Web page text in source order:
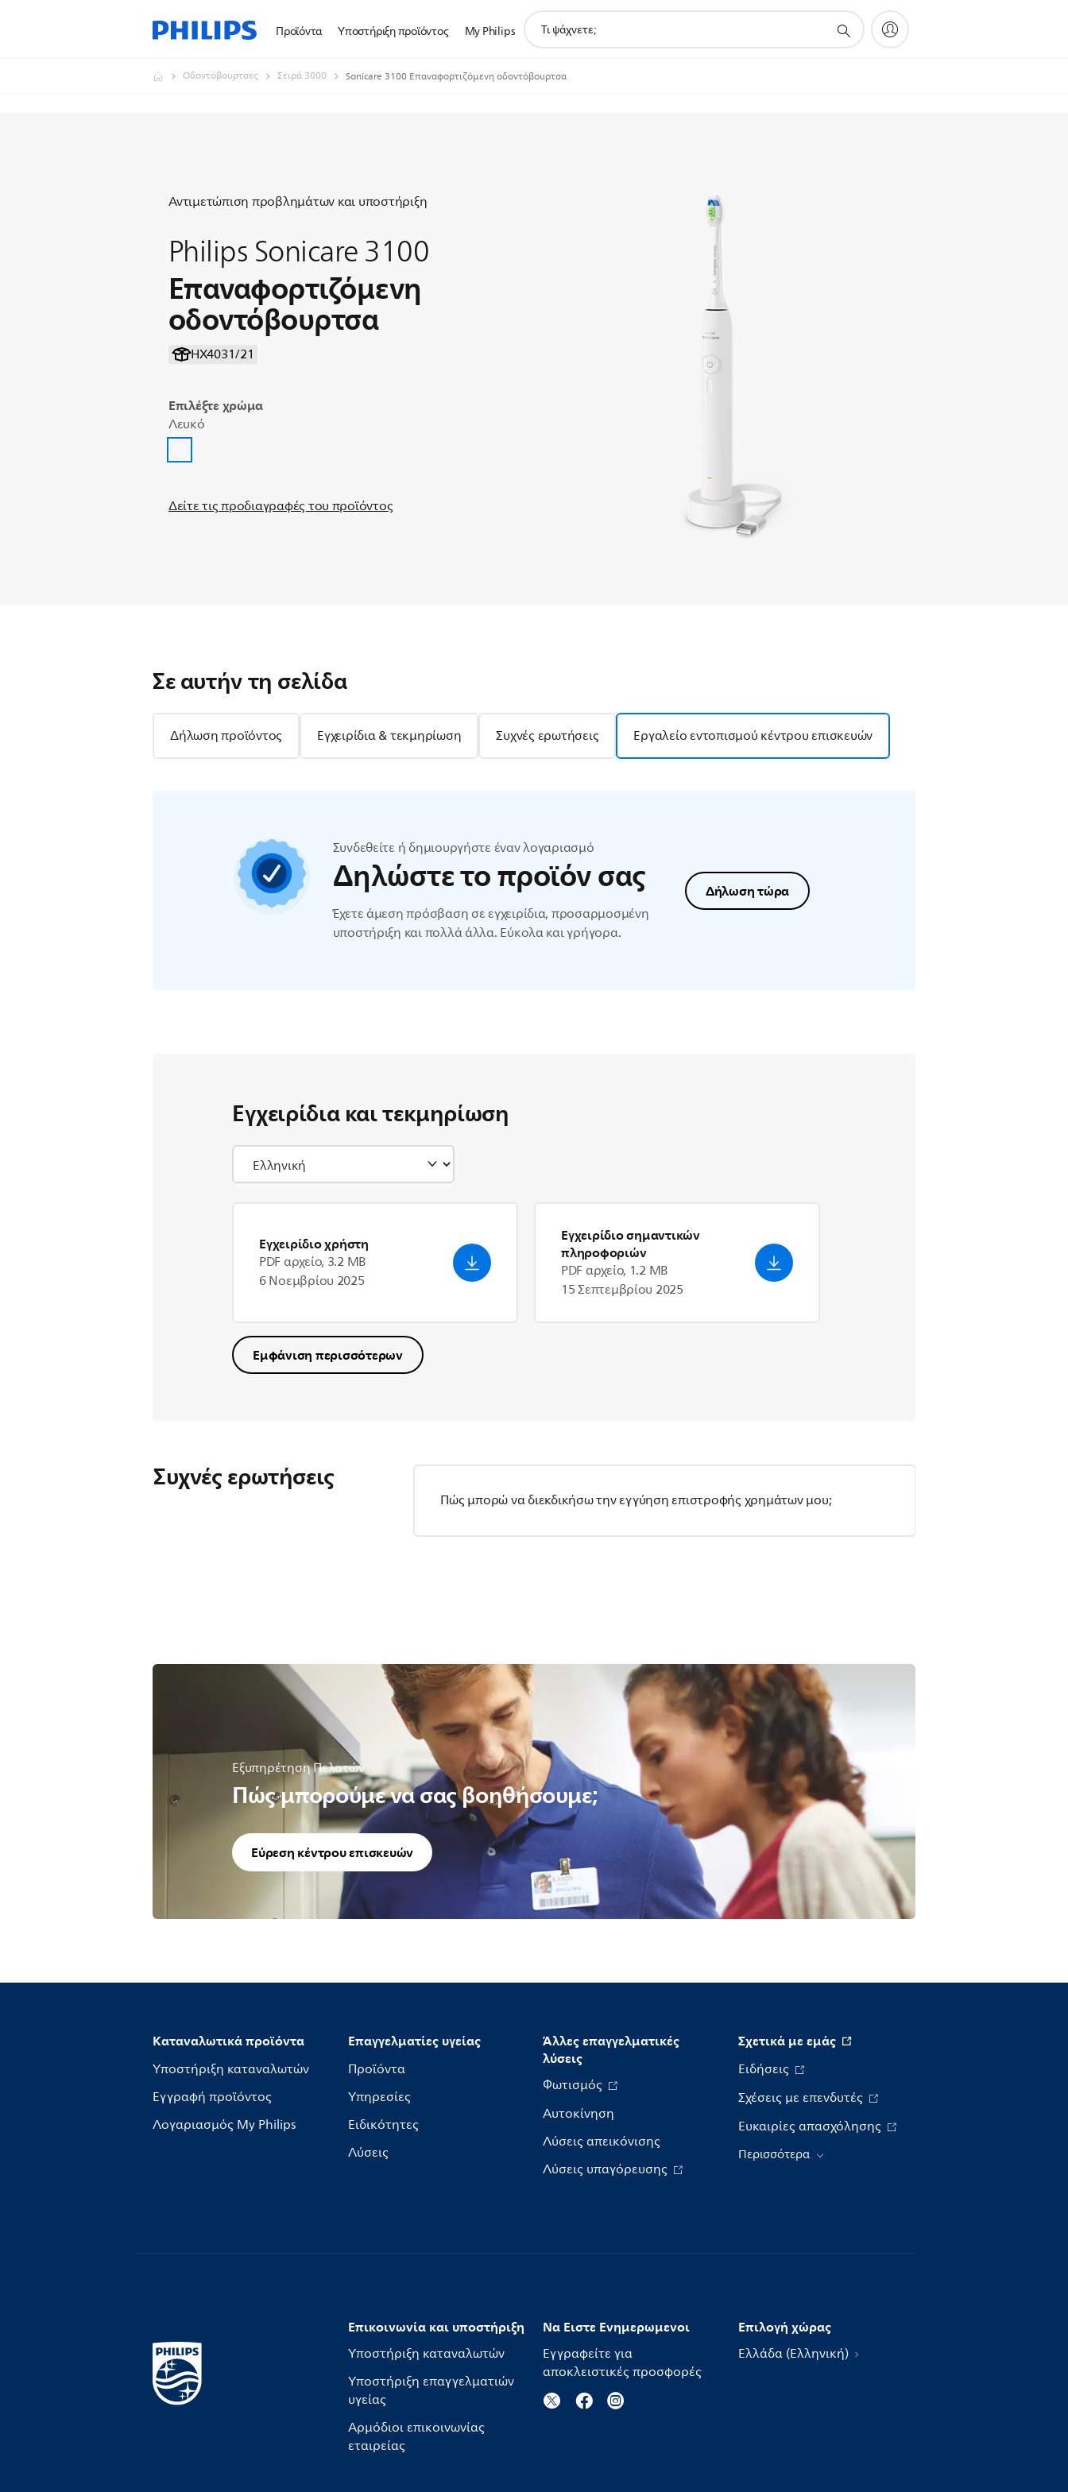
Προϊόντα Υποστήριξη προϊόντος My Philips
search
Οδοντόβουρτσες Σειρά 3000 Sonicare 3100 Επαναφορτιζόμενη οδοντόβουρτσα
Αντιμετώπιση προβλημάτων και υποστήριξη
Philips Sonicare 3100
Επαναφορτιζόμενη
οδοντόβουρτσα
HX4031/21
Επιλέξτε χρώμα
Λευκό
Δείτε τις προδιαγραφές του προϊόντος
Σε αυτήν τη σελίδα
Δήλωση προϊόντος Εγχειρίδια & τεκμηρίωση Συχνές ερωτήσεις Εργαλείο εντοπισμού κέντρου επισκευών
Συνδεθείτε ή δημιουργήστε έναν λογαριασμό
Δηλώστε το προϊόν σας
Έχετε άμεση πρόσβαση σε εγχειρίδια, προσαρμοσμένη
υποστήριξη και πολλά άλλα. Εύκολα και γρήγορα.
Δήλωση τώρα
Εγχειρίδια και τεκμηρίωση
Εγχειρίδιο χρήστη
PDF αρχείο, 3.2 MB
6 Νοεμβρίου 2025
Εγχειρίδιο σημαντικών
πληροφοριών
PDF αρχείο, 1.2 MB
15 Σεπτεμβρίου 2025
Εμφάνιση περισσότερων
Συχνές ερωτήσεις
Πώς μπορώ να διεκδικήσω την εγγύηση επιστροφής χρημάτων μου;
Εξυπηρέτηση Πελατών
Πώς μπορούμε να σας βοηθήσουμε;
Εύρεση κέντρου επισκευών
Καταναλωτικά προϊόντα
Υποστήριξη καταναλωτών
Εγγραφή προϊόντος
Λογαριασμός My Philips
Επαγγελματίες υγείας
Προϊόντα
Υπηρεσίες
Ειδικότητες
Λύσεις
Άλλες επαγγελματικές
λύσεις
Φωτισμός
Αυτοκίνηση
Λύσεις απεικόνισης
Λύσεις υπαγόρευσης
Σχετικά με εμάς
Ειδήσεις
Σχέσεις με επενδυτές
Ευκαιρίες απασχόλησης
Περισσότερα
Επικοινωνία και υποστήριξη
Υποστήριξη καταναλωτών
Υποστήριξη επαγγελματιών
υγείας
Αρμόδιοι επικοινωνίας
εταιρείας
Να Ειστε Ενημερωμενοι
Εγγραφείτε για
αποκλειστικές προσφορές
Επιλογή χώρας
Ελλάδα (Ελληνική)